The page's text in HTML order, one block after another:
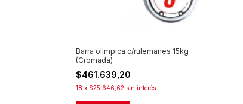
Barra olimpica c/rulemanes 15kg
(Cromada)
$461.639,20
18 x $25.646,62 sin interés